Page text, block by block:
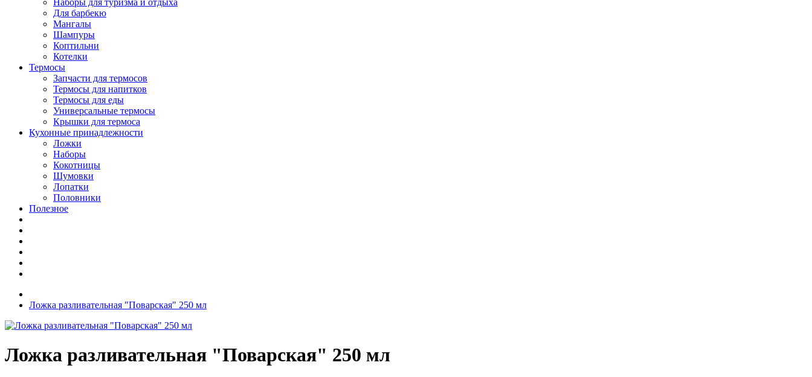
Для барбекю
Мангалы
Шампуры
Коптильни
Котелки
Термосы
Запчасти для термосов
Термосы для напитков
Термосы для еды
Универсальные термосы
Крышки для термоса
Кухонные принадлежности
Ложки
Наборы
Кокотницы
Шумовки
Лопатки
Половники
Полезное
Ложка разливательная "Поварская" 250 мл
Ложка разливательная "Поварская" 250 мл